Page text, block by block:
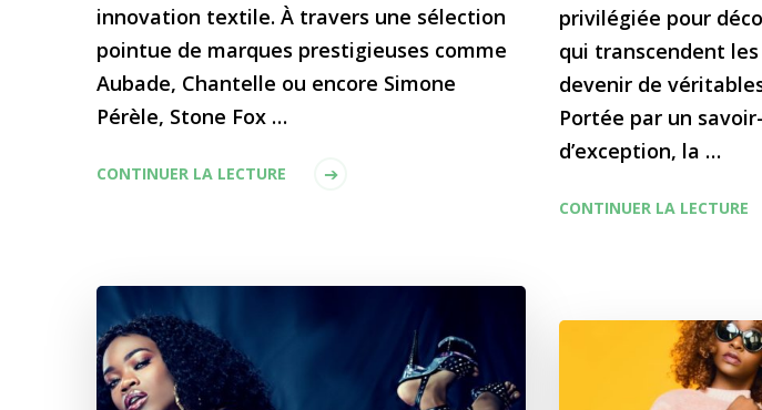
innovation textile. À travers une sélection
pointue de marques prestigieuses comme
Aubade, Chantelle ou encore Simone
Pérèle, Stone Fox …
CONTINUER LA LECTURE
privilégiée pour
qui transcendent
devenir de
Portée par un
d’exception, la …
CONTINUER LA LECTURE